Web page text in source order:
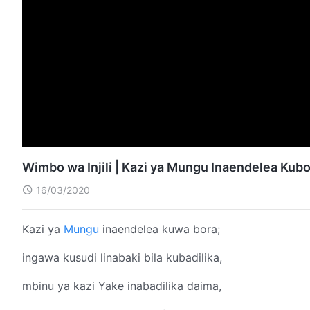
Wimbo wa Injili | Kazi ya Mungu Inaendelea
16/03/2020
Kazi ya Mungu inaendelea kuwa bora;
ingawa kusudi linabaki bila kubadilika,
mbinu ya kazi Yake inabadilika daima,